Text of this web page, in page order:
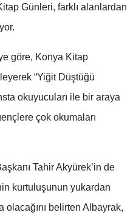
Günleri, farklı alanlardan
göre, Konya Kitap
“Yiğit Düştüğü
okuyucuları ile bir araya
çok okumaları
Tahir Akyürek’in de
kurtuluşunun yukardan
olacağını belirten Albayrak,